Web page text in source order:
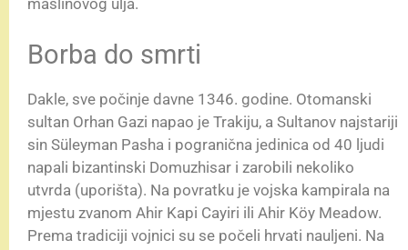
maslinovog ulja.
Borba do smrti
Dakle, sve počinje davne 1346. godine. Otomanski
sultan Orhan Gazi napao je Trakiju, a Sultanov najstariji
sin Süleyman Pasha i pogranična jedinica od 40 ljudi
napali bizantinski Domuzhisar i zarobili nekoliko
utvrda (uporišta). Na povratku je vojska kampirala na
mjestu zvanom Ahir Kapi Cayiri ili Ahir Köy Meadow.
Prema tradiciji vojnici su se počeli hrvati nauljeni. Na